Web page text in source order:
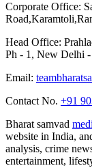
Corporate Office:
Head Office:
Ph - 1, New Delhi -
Email:
Contact No. ‪ +91
Bharat samvad
website in India,
analysis, crime
entertainment,